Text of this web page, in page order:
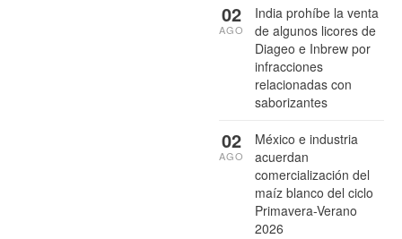
India prohíbe la venta
de algunos licores de
Diageo e Inbrew por
infracciones
relacionadas con
saborizantes
02
AGO
México e industria
acuerdan
comercialización del
maíz blanco del ciclo
Primavera-Verano
2026
02
AGO